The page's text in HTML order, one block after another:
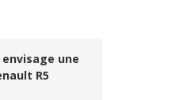
une
R5